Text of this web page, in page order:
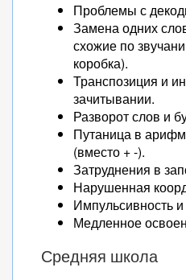
Проблемы с
Замена одних
схожие по
коробка).
Транспозиция и
зачитывании.
Разворот слов и
Путаница в
(вместо + -).
Затруднения в
Нарушенная
Импульсивность и
Медленное
Средняя школа